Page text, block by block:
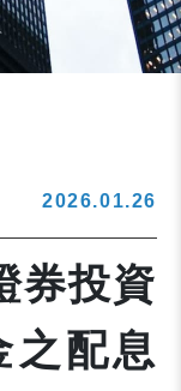
2026.01.26
券投資
之配息